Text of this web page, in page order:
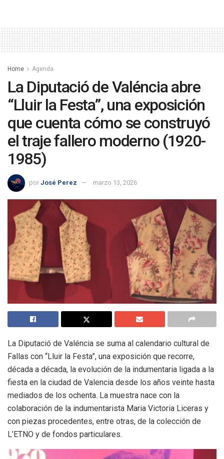
Home Agenda
La Diputació de Valéncia abre
“Lluir la Festa”, una exposición
que cuenta cómo se construyó
el traje fallero moderno (1920-
1985)
por José Perez marzo 13, 2026
La Diputació de Valéncia se suma al calendario cultural de
Fallas con “Lluir la Festa”, una exposición que recorre,
década a década, la evolución de la indumentaria ligada a la
fiesta en la ciudad de Valencia desde los años veinte hasta
mediados de los ochenta. La muestra nace con la
colaboración de la indumentarista Maria Victoria Liceras y
con piezas procedentes, entre otras, de la colección de
L’ETNO y de fondos particulares.